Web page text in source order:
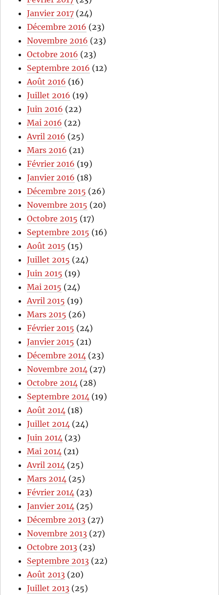
Janvier 2017 (24)
Décembre 2016 (23)
Novembre 2016 (23)
Octobre 2016 (23)
Septembre 2016 (12)
Août 2016 (16)
Juillet 2016 (19)
Juin 2016 (22)
Mai 2016 (22)
Avril 2016 (25)
Mars 2016 (21)
Février 2016 (19)
Janvier 2016 (18)
Décembre 2015 (26)
Novembre 2015 (20)
Octobre 2015 (17)
Septembre 2015 (16)
Août 2015 (15)
Juillet 2015 (24)
Juin 2015 (19)
Mai 2015 (24)
Avril 2015 (19)
Mars 2015 (26)
Février 2015 (24)
Janvier 2015 (21)
Décembre 2014 (23)
Novembre 2014 (27)
Octobre 2014 (28)
Septembre 2014 (19)
Août 2014 (18)
Juillet 2014 (24)
Juin 2014 (23)
Mai 2014 (21)
Avril 2014 (25)
Mars 2014 (25)
Février 2014 (23)
Janvier 2014 (25)
Décembre 2013 (27)
Novembre 2013 (27)
Octobre 2013 (23)
Septembre 2013 (22)
Août 2013 (20)
Juillet 2013 (25)